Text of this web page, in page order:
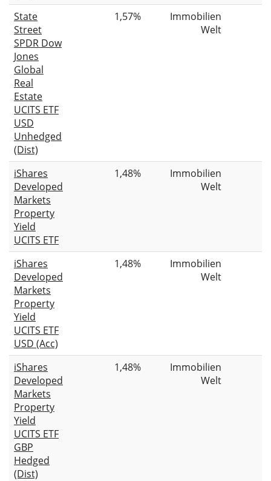
State
Street
SPDR Dow
Jones
Global
Real
Estate
UCITS ETF
USD
Unhedged
(Dist)
1,57%
Immobilien
Welt
iShares
Developed
Markets
Property
Yield
UCITS ETF
1,48%
Immobilien
Welt
iShares
Developed
Markets
Property
Yield
UCITS ETF
USD (Acc)
1,48%
Immobilien
Welt
iShares
Developed
Markets
Property
Yield
UCITS ETF
GBP
Hedged
(Dist)
1,48%
Immobilien
Welt